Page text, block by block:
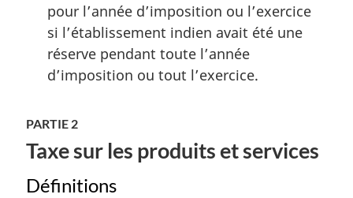
pour l’année d’imposition ou l’exercice
si l’établissement indien avait été une
réserve pendant toute l’année
d’imposition ou tout l’exercice.
PARTIE 2
Taxe sur les produits et services
Définitions